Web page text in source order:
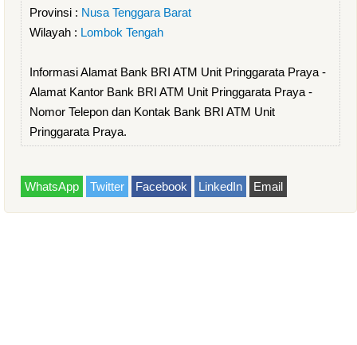
Provinsi : Nusa Tenggara Barat
Wilayah : Lombok Tengah
Informasi Alamat Bank BRI ATM Unit Pringgarata Praya -
Alamat Kantor Bank BRI ATM Unit Pringgarata Praya -
Nomor Telepon dan Kontak Bank BRI ATM Unit
Pringgarata Praya.
WhatsApp Twitter Facebook LinkedIn Email